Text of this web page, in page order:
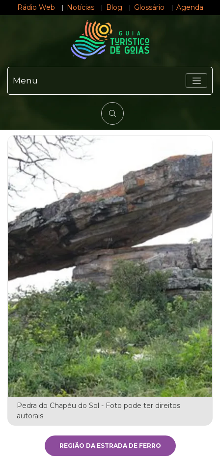
Rádio Web Notícias Blog Glossário Agenda
Menu
Pedra do Chapéu do Sol - Foto pode ter direitos
autorais
REGIÃO DA ESTRADA DE FERRO